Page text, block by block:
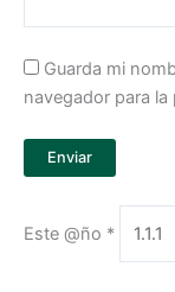
Guarda mi
navegador para
Este @ño *